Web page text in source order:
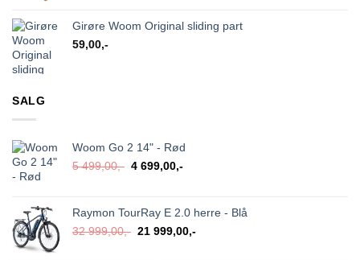
Girøre Woom Original sliding part
59,00,-
SALG
Woom Go 2 14" - Rød
5 499,00,- Opprinnelig
5
499,00,-.
4 699,00,-Nåværende
4
699,00,-.
Raymon TourRay E 2.0 herre - Blå
32 999,00,- Opprinnelig
21 999,00,-Nåværende